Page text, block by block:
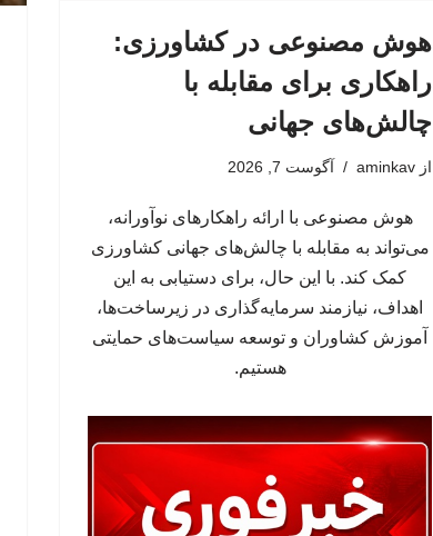
هوش مصنوعی در کشاورزی:
راهکاری برای مقابله با
چالش‌های جهانی
از aminkav آگوست 7, 2026
هوش مصنوعی با ارائه راهکارهای نوآورانه،
می‌تواند به مقابله با چالش‌های جهانی کشاورزی
کمک کند. با این حال، برای دستیابی به این
اهداف، نیازمند سرمایه‌گذاری در زیرساخت‌ها،
آموزش کشاوران و توسعه سیاست‌های حمایتی
هستیم.